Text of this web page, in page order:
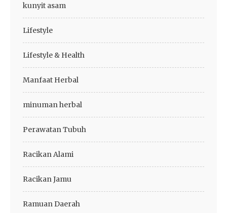
kunyit asam
Lifestyle
Lifestyle & Health
Manfaat Herbal
minuman herbal
Perawatan Tubuh
Racikan Alami
Racikan Jamu
Ramuan Daerah